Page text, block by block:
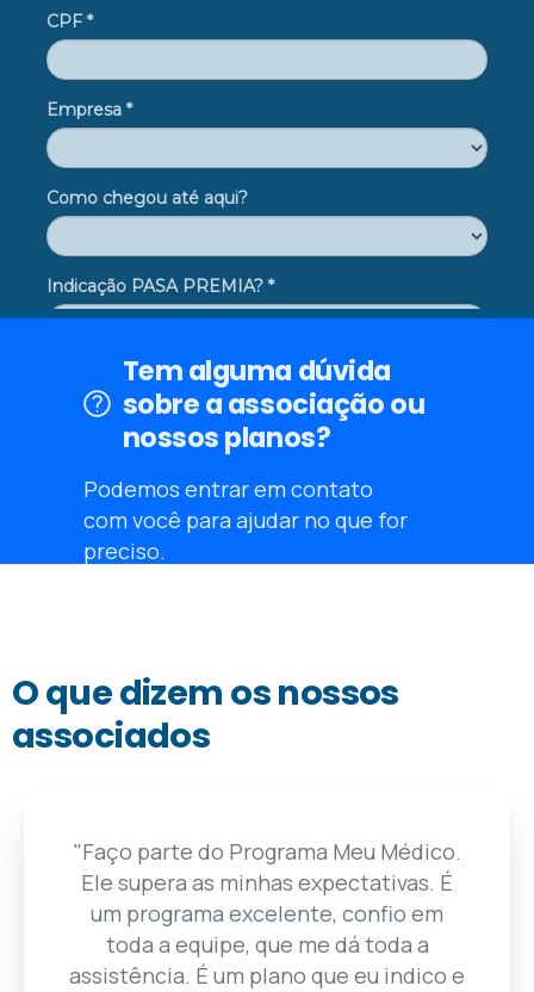
Tem alguma dúvida
sobre a associação ou
nossos planos?
Podemos entrar em contato
com você para ajudar no que for
preciso.
O que dizem os nossos
associados
"Desde o início da
acompanhamento
muito bom ter
"Agradeço à equipe
enfermeiras, enfim, todas as
do PASA. Aqui em Itabira (MG) o
tem uma das melhores
Maria do Carmo Silva
"Faço parte do Programa Meu Médico.
Ele supera as minhas expectativas. É
um programa excelente, confio em
toda a equipe, que me dá toda a
assistência. É um plano que eu indico e